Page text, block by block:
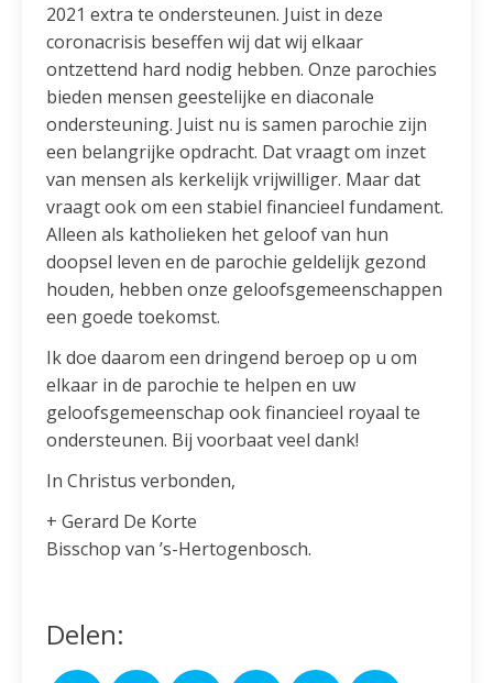
2021 extra te ondersteunen. Juist in deze
coronacrisis beseffen wij dat wij elkaar
ontzettend hard nodig hebben. Onze parochies
bieden mensen geestelijke en diaconale
ondersteuning. Juist nu is samen parochie zijn
een belangrijke opdracht. Dat vraagt om inzet
van mensen als kerkelijk vrijwilliger. Maar dat
vraagt ook om een stabiel financieel fundament.
Alleen als katholieken het geloof van hun
doopsel leven en de parochie geldelijk gezond
houden, hebben onze geloofsgemeenschappen
een goede toekomst.
Ik doe daarom een dringend beroep op u om
elkaar in de parochie te helpen en uw
geloofsgemeenschap ook financieel royaal te
ondersteunen. Bij voorbaat veel dank!
In Christus verbonden,
+ Gerard De Korte
Bisschop van ’s-Hertogenbosch.
Delen: